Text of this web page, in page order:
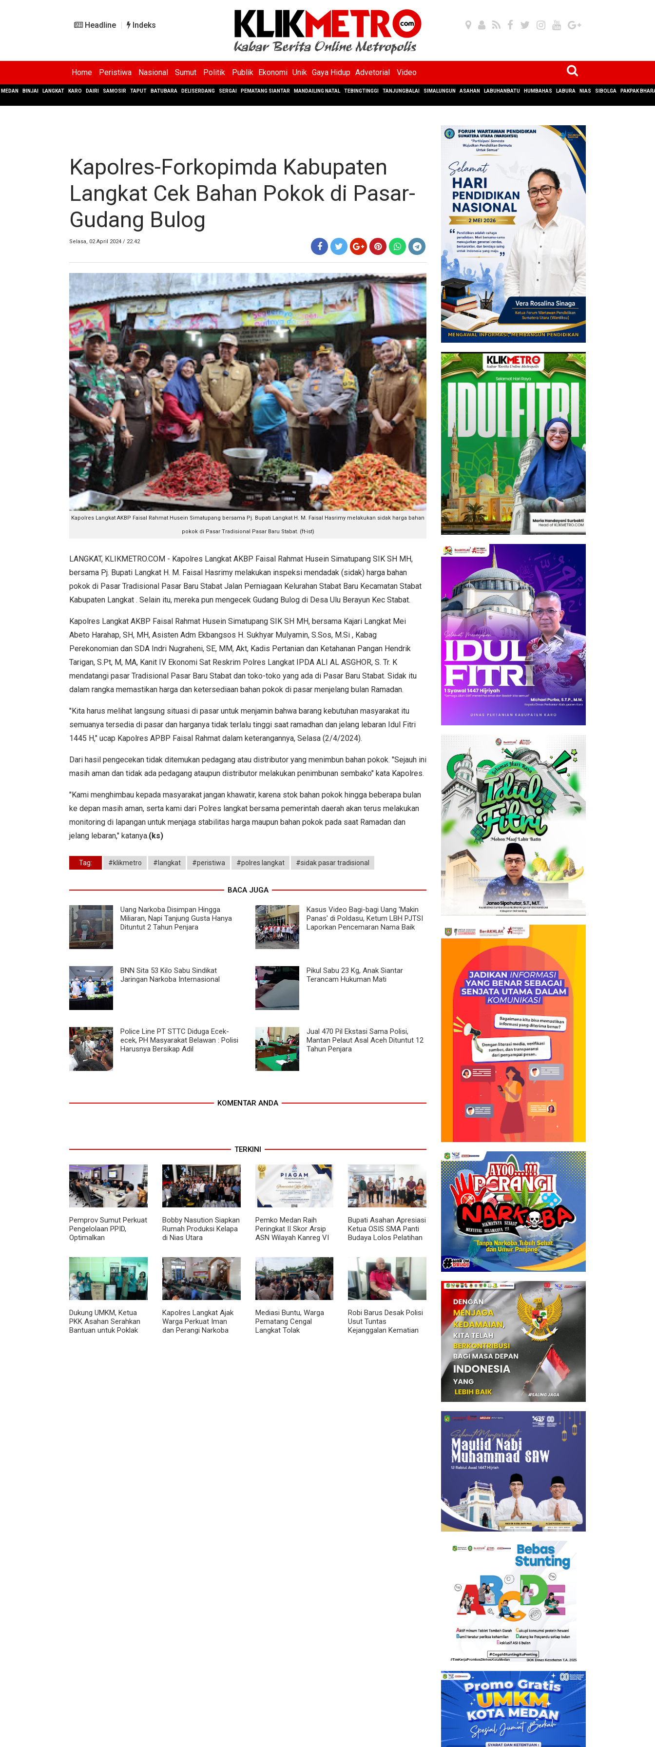
Headline Indeks
Home Peristiwa Nasional Sumut Politik Publik Ekonomi Unik Gaya Hidup Advetorial Video
MEDAN BINJAI LANGKAT KARO DAIRI SAMOSIR TAPUT BATUBARA DELISERDANG SERGAI PEMATANG SIANTAR MANDAILING NATAL TEBINGTINGGI TANJUNGBALAI SIMALUNGUN ASAHAN LABUHANBATU HUMBAHAS LABURA NIAS SIBOLGA PAKPAK
Kapolres-Forkopimda Kabupaten
Langkat Cek Bahan Pokok di Pasar-
Gudang Bulog
Selasa, 02 April 2024 / 22.42
Kapolres Langkat AKBP Faisal Rahmat Husein Simatupang bersama Pj. Bupati Langkat H. M. Faisal Hasrimy melakukan sidak harga bahan
pokok di Pasar Tradisional Pasar Baru Stabat. (ft-ist)
LANGKAT, KLIKMETRO.COM - Kapolres Langkat AKBP Faisal Rahmat Husein Simatupang SIK SH MH,
bersama Pj. Bupati Langkat H. M. Faisal Hasrimy melakukan inspeksi mendadak (sidak) harga bahan
pokok di Pasar Tradisional Pasar Baru Stabat Jalan Perniagaan Kelurahan Stabat Baru Kecamatan Stabat
Kabupaten Langkat . Selain itu, mereka pun mengecek Gudang Bulog di Desa Ulu Berayun Kec Stabat.
Kapolres Langkat AKBP Faisal Rahmat Husein Simatupang SIK SH MH, bersama Kajari Langkat Mei
Abeto Harahap, SH, MH, Asisten Adm Ekbangsos H. Sukhyar Mulyamin, S.Sos, M.Si , Kabag
Perekonomian dan SDA Indri Nugraheni, SE, MM, Akt, Kadis Pertanian dan Ketahanan Pangan Hendrik
Tarigan, S.Pt, M, MA, Kanit IV Ekonomi Sat Reskrim Polres Langkat IPDA ALI AL ASGHOR, S. Tr. K
mendatangi pasar Tradisional Pasar Baru Stabat dan toko-toko yang ada di Pasar Baru Stabat. Sidak itu
dalam rangka memastikan harga dan ketersediaan bahan pokok di pasar menjelang bulan Ramadan.
"Kita harus melihat langsung situasi di pasar untuk menjamin bahwa barang kebutuhan masyarakat itu
semuanya tersedia di pasar dan harganya tidak terlalu tinggi saat ramadhan dan jelang lebaran Idul Fitri
1445 H," ucap Kapolres APBP Faisal Rahmat dalam keterangannya, Selasa (2/4/2024).
Dari hasil pengecekan tidak ditemukan pedagang atau distributor yang menimbun bahan pokok. "Sejauh ini
masih aman dan tidak ada pedagang ataupun distributor melakukan penimbunan sembako" kata Kapolres.
"Kami menghimbau kepada masyarakat jangan khawatir, karena stok bahan pokok hingga beberapa bulan
ke depan masih aman, serta kami dari Polres langkat bersama pemerintah daerah akan terus melakukan
monitoring di lapangan untuk menjaga stabilitas harga maupun bahan pokok pada saat Ramadan dan
jelang lebaran," katanya.(ks)
Tag: #klikmetro #langkat #peristiwa #polres langkat #sidak pasar tradisional
BACA JUGA
Uang Narkoba Disimpan Hingga
Miliaran, Napi Tanjung Gusta Hanya
Dituntut 2 Tahun Penjara
Kasus Video Bagi-bagi Uang 'Makin
Panas' di Poldasu, Ketum LBH PJTSI
Laporkan Pencemaran Nama Baik
BNN Sita 53 Kilo Sabu Sindikat
Jaringan Narkoba Internasional
Pikul Sabu 23 Kg, Anak Siantar
Terancam Hukuman Mati
Police Line PT STTC Diduga Ecek-
ecek, PH Masyarakat Belawan : Polisi
Harusnya Bersikap Adil
Jual 470 Pil Ekstasi Sama Polisi,
Mantan Pelaut Asal Aceh Dituntut 12
Tahun Penjara
KOMENTAR ANDA
TERKINI
Pemprov Sumut Perkuat
Pengelolaan PPID,
Optimalkan
Permendagri Nomor 2
Tahun 2026
Bobby Nasution Siapkan
Rumah Produksi Kelapa
di Nias Utara
Pemko Medan Raih
Peringkat II Skor Arsip
ASN Wilayah Kanreg VI
Bupati Asahan Apresiasi
Ketua OSIS SMA Panti
Budaya Lolos Pelatihan
Dukung UMKM, Ketua
PKK Asahan Serahkan
Bantuan untuk Poklak
Kapolres Langkat Ajak
Warga Perkuat Iman
dan Perangi Narkoba
Mediasi Buntu, Warga
Pematang Cengal
Langkat Tolak
Robi Barus Desak Polisi
Usut Tuntas
Kejanggalan Kematian